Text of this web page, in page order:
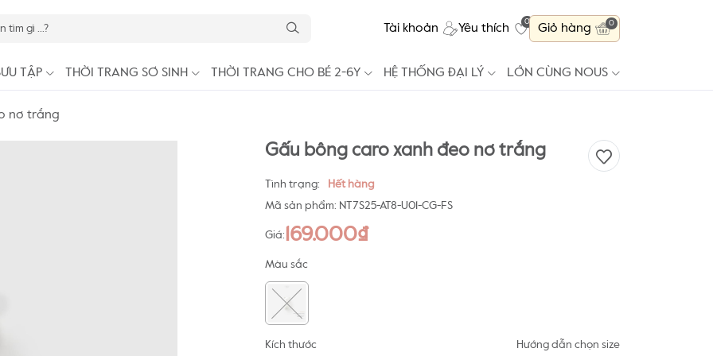
Tài khoản Yêu thích
0
Giỏ hàng 0
TẬP THỜI TRANG SƠ SINH THỜI TRANG CHO BÉ 2-6Y HỆ THỐNG ĐẠI LÝ LỚN CÙNG NOUS
nơ trắng
Gấu bông caro xanh đeo nơ trắng
Tình trạng:
Hết hàng
Mã sản phẩm: NT7S25-AT8-U01-CG-FS
Giá: 169.000₫
Màu sắc
Kích thước Hướng dẫn chọn size